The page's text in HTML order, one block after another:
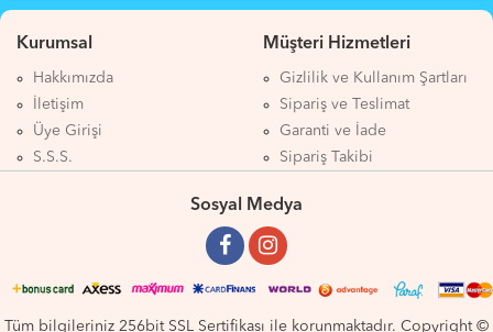
Kurumsal
Hakkımızda
İletişim
Üye Girişi
S.S.S.
Müşteri Hizmetleri
Gizlilik ve Kullanım Şartları
Sipariş ve Teslimat
Garanti ve İade
Sipariş Takibi
Sosyal Medya
Tüm bilgileriniz 256bit SSL Sertifikası ile korunmaktadır. Copyright ©